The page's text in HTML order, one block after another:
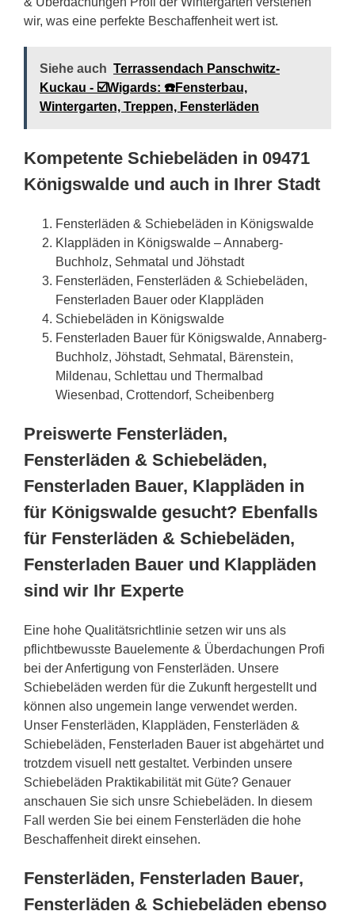
wir, was eine perfekte Beschaffenheit wert ist.
Siehe auch Terrassendach Panschwitz-
Kuckau - ☑️Wigards: ☎️Fensterbau,
Wintergarten, Treppen, Fensterläden
Kompetente Schiebeläden in 09471
Königswalde und auch in Ihrer Stadt
Fensterläden & Schiebeläden in Königswalde
Klappläden in Königswalde – Annaberg-
Buchholz, Sehmatal und Jöhstadt
Fensterläden, Fensterläden & Schiebeläden,
Fensterladen Bauer oder Klappläden
Schiebeläden in Königswalde
Fensterladen Bauer für Königswalde, Annaberg-
Buchholz, Jöhstadt, Sehmatal, Bärenstein,
Mildenau, Schlettau und Thermalbad
Wiesenbad, Crottendorf, Scheibenberg
Preiswerte Fensterläden,
Fensterläden & Schiebeläden,
Fensterladen Bauer, Klappläden in
für Königswalde gesucht? Ebenfalls
für Fensterläden & Schiebeläden,
Fensterladen Bauer und Klappläden
sind wir Ihr Experte
Eine hohe Qualitätsrichtlinie setzen wir uns als
pflichtbewusste Bauelemente & Überdachungen Profi
bei der Anfertigung von Fensterläden. Unsere
Schiebeläden werden für die Zukunft hergestellt und
können also ungemein lange verwendet werden.
Unser Fensterläden, Klappläden, Fensterläden &
Schiebeläden, Fensterladen Bauer ist abgehärtet und
trotzdem visuell nett gestaltet. Verbinden unsere
Schiebeläden Praktikabilität mit Güte? Genauer
anschauen Sie sich unsre Schiebeläden. In diesem
Fall werden Sie bei einem Fensterläden die hohe
Beschaffenheit direkt einsehen.
Fensterläden, Fensterladen Bauer,
Fensterläden & Schiebeläden ebenso